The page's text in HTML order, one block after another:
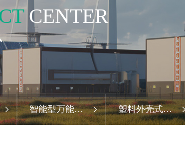
壳式断路器
流动作断路器
压交流真空断路器
研发技术
售后服务
CENTER
智能型万能式
断路器
塑料外壳式断
路器